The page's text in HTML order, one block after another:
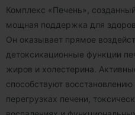
Комплекс «Печень»,
мощная поддержка для
Он оказывает прямое
детоксикационные функции
жиров и холестерина.
способствуют
перегрузках печени,